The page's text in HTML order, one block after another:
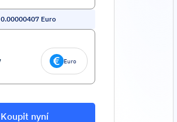
0.00000407 Euro
Euro
Koupit nyní